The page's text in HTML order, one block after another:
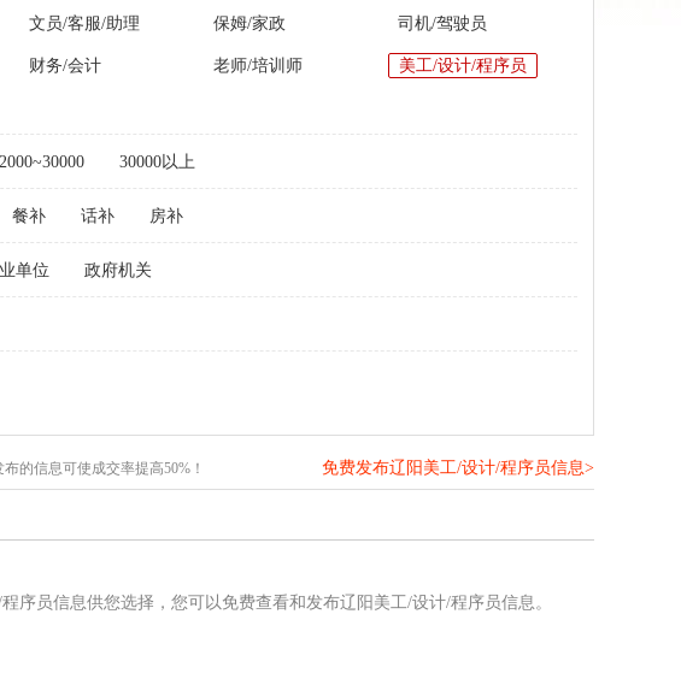
文员/客服/助理 保姆/家政 司机/驾驶员
财务/会计 老师/培训师 美工/设计/程序员
30000以上
餐补 话补 房补
单位 政府机关
的信息可使成交率提高50%！ 免费发布辽阳美工/设计/程序员信息>
员信息供您选择，您可以免费查看和发布辽阳美工/设计/程序员信息。